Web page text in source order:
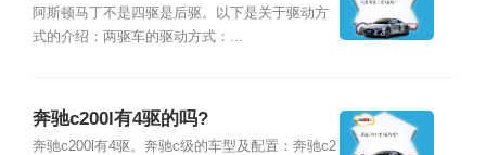
阿斯顿马丁不是四驱是后驱。以下是关于驱动方
式的介绍：两驱车的驱动方式：...
奔驰c200l有4驱的吗?
奔驰c200l有4驱。奔驰c级的车型及配置：奔驰c2